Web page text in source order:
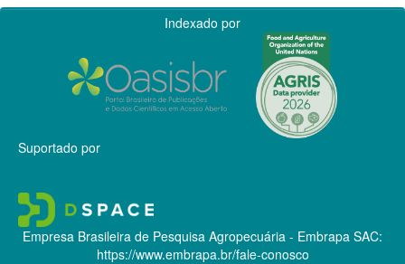
Indexado por
Suportado por
Empresa Brasileira de Pesquisa Agropecuária - Embrapa SAC:
https://www.embrapa.br/fale-conosco